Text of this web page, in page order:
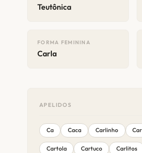
Teutônica
FORMA FEMININA
Carla
APELIDOS
Ca Caca Carlinho
Cartola Cartuco Carlitos